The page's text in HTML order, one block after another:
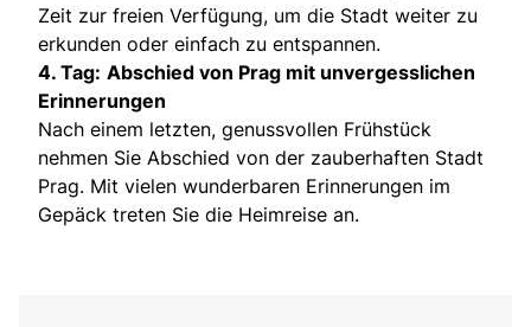
Zeit zur freien Verfügung, um die Stadt weiter zu
erkunden oder einfach zu entspannen.
4. Tag: Abschied von Prag mit unvergesslichen
Erinnerungen
Nach einem letzten, genussvollen Frühstück
nehmen Sie Abschied von der zauberhaften Stadt
Prag. Mit vielen wunderbaren Erinnerungen im
Gepäck treten Sie die Heimreise an.